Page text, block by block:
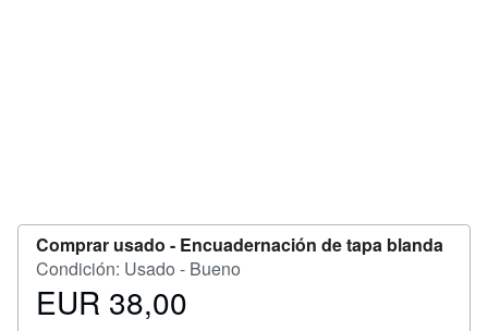
Comprar usado - Encuadernación de tapa blanda
Condición: Usado - Bueno
Precio
EUR 38,00